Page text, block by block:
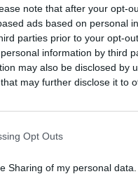
note that after your opt-
ads based on personal
parties prior to your opt-
information by third
may also be disclosed by
that may further disclose it to
Opt Outs
Sharing of my personal data.